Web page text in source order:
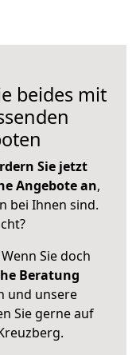
beides mit
Sie jetzt
Angebote an,
bei Ihnen sind.
Sie doch
Beratung
und unsere
Sie gerne auf